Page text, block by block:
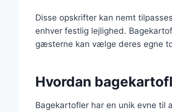
Disse opskrifter kan nemt
enhver festlig lejlighed.
gæsterne kan vælge deres egne
Hvordan
Bagekartofler har en unik evne til